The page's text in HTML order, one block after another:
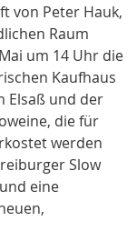
von Peter Hauk,
Raum
um 14 Uhr die
Kaufhaus
Elsaß und der
die für
werden
Slow
eine